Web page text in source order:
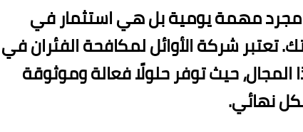
مجرد مهمة يومية بل هي استثمار في
تعتبر شركة الأوائل لمكافحة الفئران في
حيث توفر حلولًا فعالة وموثوقة
نهائي.